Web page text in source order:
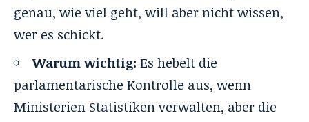
genau, wie viel geht, will aber nicht wissen,
wer es schickt.
Warum wichtig: Es hebelt die
parlamentarische Kontrolle aus, wenn
Ministerien Statistiken verwalten, aber die